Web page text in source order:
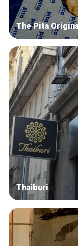
The Pita
Thaiburi